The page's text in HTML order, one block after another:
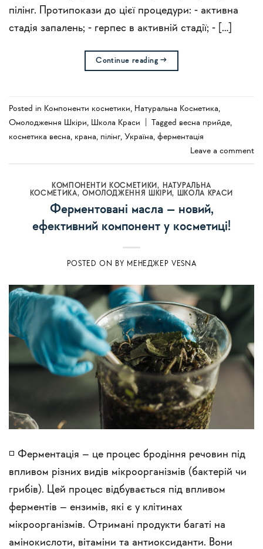
пілінг. Протипокази до цієї процедури: ⁃ активна
стадія запалень; ⁃ герпес в активній стадії; ⁃ […]
Continue reading→
Posted in Компоненти косметики, Натуральна Косметика,
Омолодження Шкіри, Школа Краси Tagged весна прийде,
косметика весна, крана, пілінг, Україна, ферментація
Leave a comment
КОМПОНЕНТИ КОСМЕТИКИ,
НАТУРАЛЬНА
КОСМЕТИКА,ОМОЛОДЖЕННЯ ШКІРИ, ШКОЛА КРАСИ
Ферментовані масла – новий,
ефективний компонент у косметиці!
POSTED ON BY МЕНЕДЖЕР VESNA
◽️ Ферментація – це процес бродіння речовин під
впливом різних видів мікроорганізмів (бактерій чи
грибів). Цей процес відбувається під впливом
ферментів – ензимів, які є у клітинах
мікроорганізмів. Отримані продукти багаті на
амінокислоти, вітаміни та антиоксиданти. Вони